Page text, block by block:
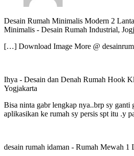
Desain Rumah Minimalis Modern 2
Minimalis - Desain Rumah Industrial,
[…] Download Image More @
Ihya - Desain dan Denah Rumah Hook
Yogjakarta
Bisa ninta gabr lengkap nya..brp sy ganti
aplikasikan ke rumah sy persis spt itu .y
desain rumah idaman - Rumah Mewah 1